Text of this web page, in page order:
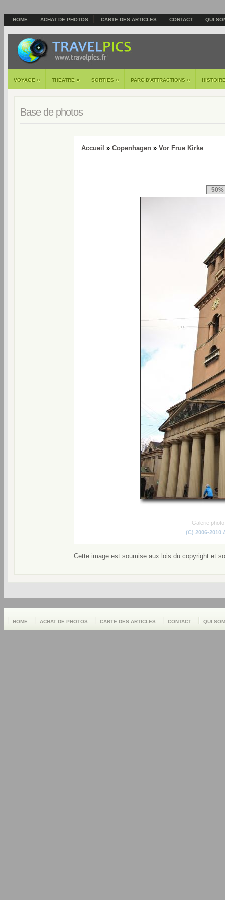
HOME ACHAT DE PHOTOS CARTE DES ARTICLES CONTACT QUI
VOYAGE » THEATRE » SORTIES » PARC D'ATTRACTIONS »
Base de photos
Accueil » Copenhagen» Vor Frue Kirke
Galerie
(C) 2006-2010
Cette image est soumise aux lois du copyright et
HOME ACHAT DE PHOTOS CARTE DES ARTICLES CONTACT QUI